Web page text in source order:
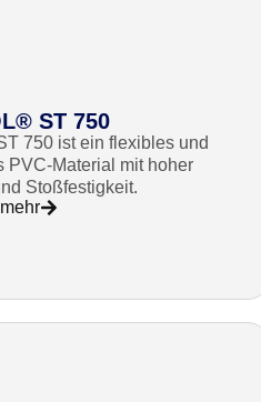
ST 750
750 ist ein flexibles und
PVC-Material mit hoher
Stoßfestigkeit.